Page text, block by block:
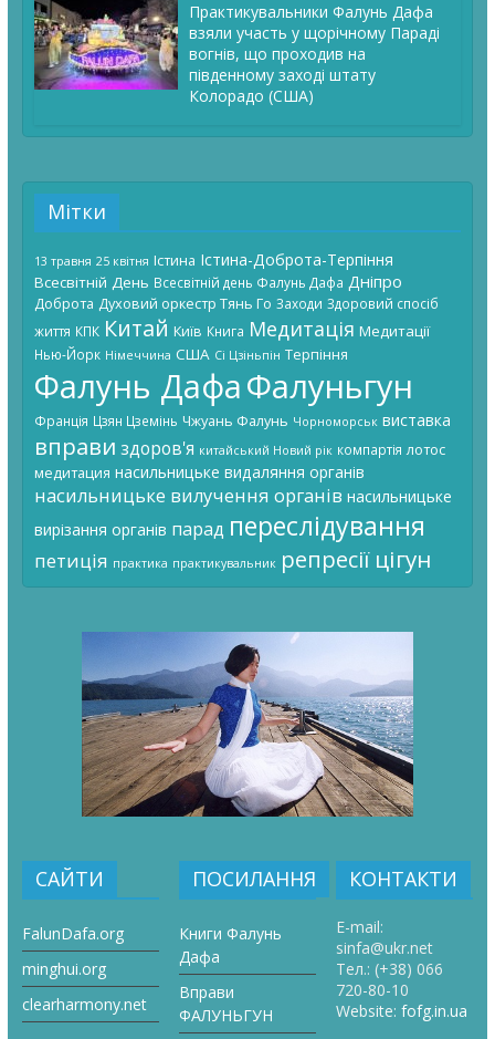
Практикувальники Фалунь Дафа
взяли участь у щорічному Параді
вогнів, що проходив на
південному заході штату
Колорадо (США)
Мітки
13 травня 25 квітня Істина Істина-Доброта-Терпіння
Всесвітній День Всесвітній день Фалунь Дафа Дніпро
Доброта Духовий оркестр Тянь Го Заходи Здоровий спосіб
життя КПК Китай Київ Книга Медитація Медитації
Нью-Йорк Німеччина США Сі Цзіньпін Терпіння
Фалунь ДафаФалуньгун
Франція Цзян Цземінь Чжуань Фалунь Чорноморськ виставка
вправи здоров'я китайський Новий рік компартія лотос
медитация насильницьке видаляння органів
насильницьке вилучення органів насильницьке
вирізання органів парад переслідування
петиція практика практикувальник репресії цігун
САЙТИ
FalunDafa.org
minghui.org
clearharmony.net
ПОСИЛАННЯ
Книги Фалунь
Дафа
Вправи
ФАЛУНЬГУН
КОНТАКТИ
E-mail:
sinfa@ukr.net
Тел.: (+38) 066
720-80-10
Website:fofg.in.ua